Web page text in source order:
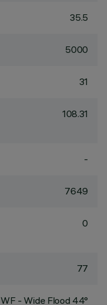
35.5
5000
31
108.31
-
7649
0
77
WF - Wide Flood 44°